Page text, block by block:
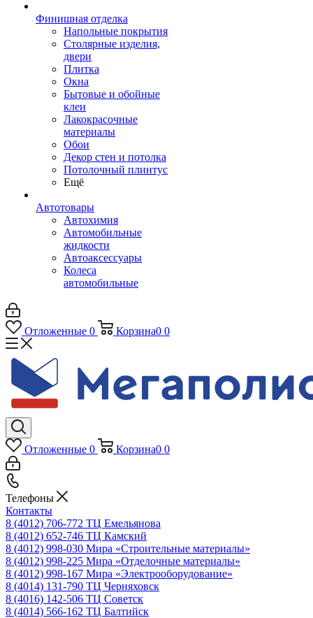
Финишная отделка
Напольные покрытия
Столярные изделия,
двери
Плитка
Окна
Бытовые и обойные
клеи
Лакокрасочные
материалы
Обои
Декор стен и потолка
Потолочный плинтус
Ещё
Автотовары
Автохимия
Автомобильные
жидкости
Автоаксессуары
Колеса
автомобильные
Отложенные 0 Корзина0 0
Отложенные 0 Корзина0 0
Телефоны
Контакты
8 (4012) 706-772 ТЦ Емельянова
8 (4012) 652-746 ТЦ Камский
8 (4012) 998-030 Мира «Строительные материалы»
8 (4012) 998-225 Мира «Отделочные материалы»
8 (4012) 998-167 Мира «Электрооборудование»
8 (4014) 131-790 ТЦ Черняховск
8 (4016) 142-506 ТЦ Советск
8 (4014) 566-162 ТЦ Балтийск